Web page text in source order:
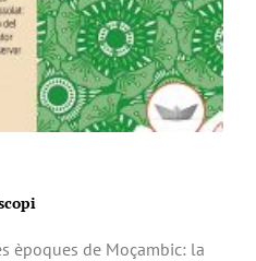
èpoques de Moçambic: la